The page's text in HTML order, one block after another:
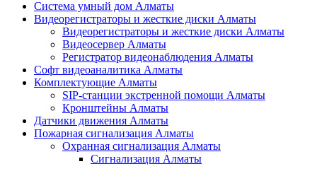
Система умный дом Алматы
Видеорегистраторы и жесткие диски Алматы
Видеорегистраторы и жесткие диски Алматы
Видеосервер Алматы
Регистратор видеонаблюдения Алматы
Софт видеоаналитика Алматы
Комплектующие Алматы
SIP-станции экстренной помощи Алматы
Кронштейны Алматы
Датчики движения Алматы
Пожарная сигнализация Алматы
Охранная сигнализация Алматы
Сигнализация Алматы